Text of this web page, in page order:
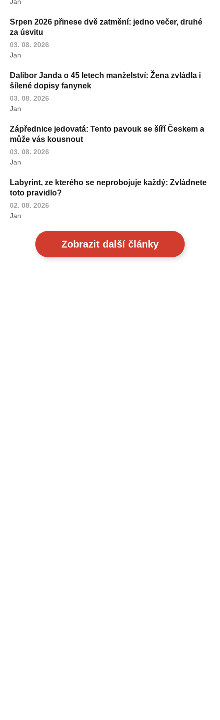
Srpen 2026 přinese dvě zatmění: jedno večer, druhé
za úsvitu
03. 08. 2026
Jan
Dalibor Janda o 45 letech manželství: Žena zvládla i
šílené dopisy fanynek
03. 08. 2026
Jan
Zápřednice jedovatá: Tento pavouk se šíří Českem a
může vás kousnout
03. 08. 2026
Jan
Labyrint, ze kterého se neprobojuje každý: Zvládnete
toto pravidlo?
02. 08. 2026
Jan
Zobrazit další články